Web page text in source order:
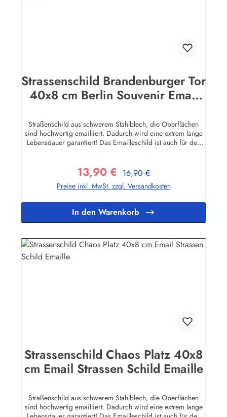
Strassenschild Brandenburger Tor
40x8 cm Berlin Souvenir Email
Straßenschild aus schwerem Stahlblech, die Oberflächen
sind hochwertig emailliert. Dadurch wird eine extrem lange
Lebensdauer garantiert! Das Emailleschild ist auch für den
stand! Sie wollen sich das Schild mit Ihrem eigenen Text
beschriften lassen? Hier geht's zu den Sonderanfertigungen
für Emaille Straßenschilder Herstellerinformationen:Buddel-
Hamburginfo@buddel.de
Verkaufspreis:
13,90 € Regulärer Preis:
16,90 €
Preise inkl. MwSt. zzgl. Versandkosten
In den Warenkorb
Strassenschild Chaos Platz 40x8
cm Email Strassen Schild Emaille
Straßenschild aus schwerem Stahlblech, die Oberflächen
sind hochwertig emailliert. Dadurch wird eine extrem lange